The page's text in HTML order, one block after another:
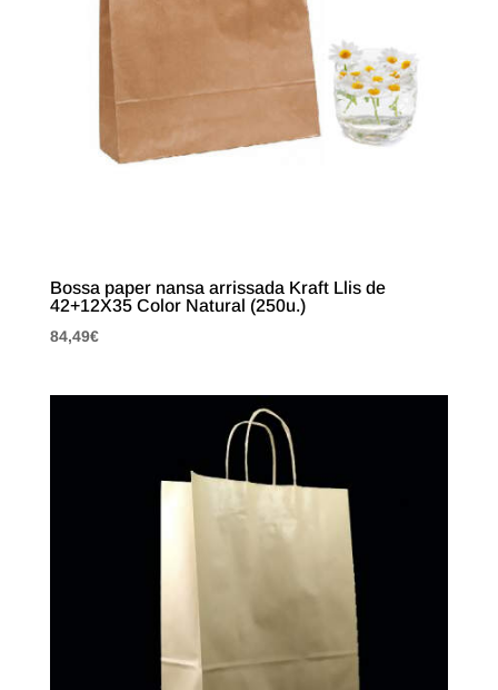
Bossa paper nansa arrissada Kraft Llis de
42+12X35 Color Natural (250u.)
84,49€